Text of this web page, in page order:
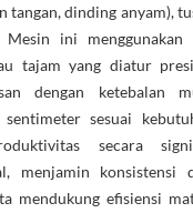
tangan, dinding anyam),
Mesin ini menggunakan
tajam yang diatur
dengan ketebalan
sesuai
secara
menjamin konsistensi
mendukung efisiensi